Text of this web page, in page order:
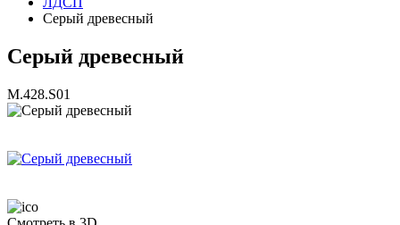
Серый древесный
Серый древесный
M.428.S01